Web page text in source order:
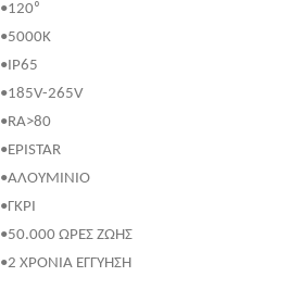
•120⁰
•5000K
•IP65
•185V-265V
•RA>80
•EPISTAR
•ΑΛΟΥΜΙΝΙΟ
•ΓΚΡΙ
•50.000 ΩΡΕΣ ΖΩΗΣ
•2 ΧΡΟΝΙΑ ΕΓΓΥΗΣΗ